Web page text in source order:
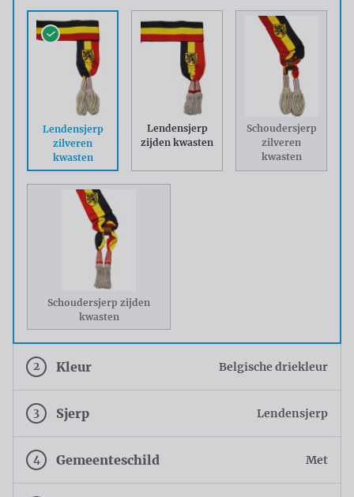
Lendensjerp
zilveren
kwasten
Lendensjerp
zijden kwasten
Schoudersjerp
zilveren
kwasten
Schoudersjerp zijden
kwasten
2 Kleur Belgische driekleur
3 Sjerp Lendensjerp
4 Gemeenteschild Met